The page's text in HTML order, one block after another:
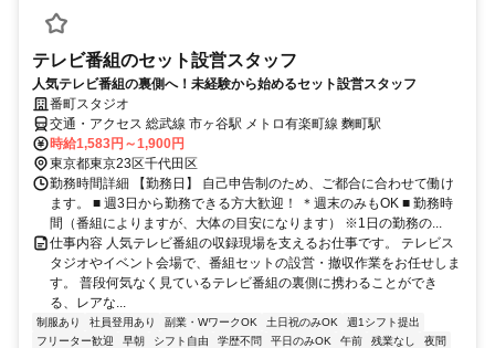
テレビ番組のセット設営スタッフ
人気テレビ番組の裏側へ！未経験から始めるセット設営スタッフ
番町スタジオ
交通・アクセス 総武線 市ヶ谷駅 メトロ有楽町線 麴町駅
時給1,583円～1,900円
東京都東京23区千代田区
勤務時間詳細 【勤務日】 自己申告制のため、ご都合に合わせて働け
ます。 ■ 週3日から勤務できる方大歓迎！ ＊週末のみもOK ■ 勤務時
間（番組によりますが、大体の目安になります） ※1日の勤務の...
仕事内容 人気テレビ番組の収録現場を支えるお仕事です。 テレビス
タジオやイベント会場で、番組セットの設営・撤収作業をお任せしま
す。 普段何気なく見ているテレビ番組の裏側に携わることができ
る、レアな...
制服あり 社員登用あり 副業・WワークOK 土日祝のみOK
週1シフト提出
フリーター歓迎
早朝 シフト自由 学歴不問 平日のみOK 午前 残業なし
夜間